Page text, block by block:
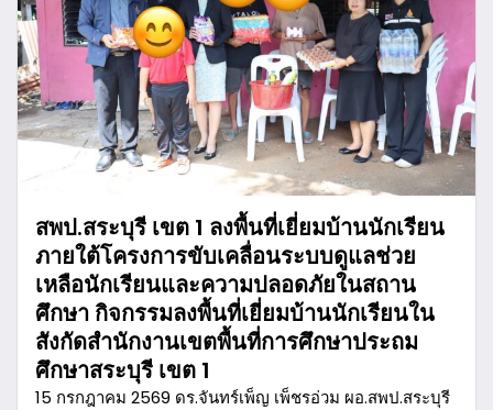
สพป.สระบุรี เขต 1 ลงพื้นที่เยี่ยมบ้านนักเรียน
ภายใต้โครงการขับเคลื่อนระบบดูแลช่วย
เหลือนักเรียนและความปลอดภัยในสถาน
ศึกษา กิจกรรมลงพื้นที่เยี่ยมบ้านนักเรียนใน
สังกัดสำนักงานเขตพื้นที่การศึกษาประถม
ศึกษาสระบุรี เขต 1
15 กรกฎาคม 2569 ดร.จันทร์เพ็ญ เพ็ชรอ่วม ผอ.สพป.สระบุรี